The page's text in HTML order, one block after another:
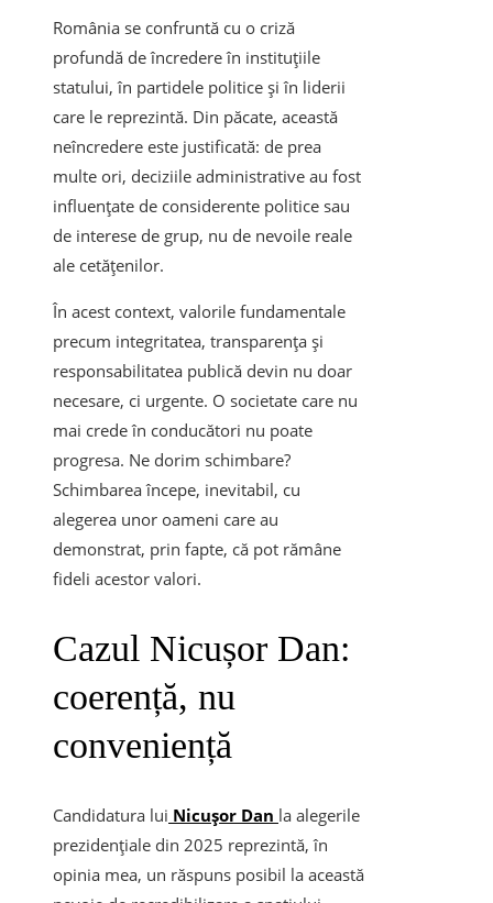
România se confruntă cu o criză
profundă de încredere în instituțiile
statului, în partidele politice și în liderii
care le reprezintă. Din păcate, această
neîncredere este justificată: de prea
multe ori, deciziile administrative au fost
influențate de considerente politice sau
de interese de grup, nu de nevoile reale
ale cetățenilor.
În acest context, valorile fundamentale
precum integritatea, transparența și
responsabilitatea publică devin nu doar
necesare, ci urgente. O societate care nu
mai crede în conducători nu poate
progresa. Ne dorim schimbare?
Schimbarea începe, inevitabil, cu
alegerea unor oameni care au
demonstrat, prin fapte, că pot rămâne
fideli acestor valori.
Cazul Nicușor Dan:
coerență, nu
conveniență
Candidatura lui Nicușor Dan la alegerile
prezidențiale din 2025 reprezintă, în
opinia mea, un răspuns posibil la această